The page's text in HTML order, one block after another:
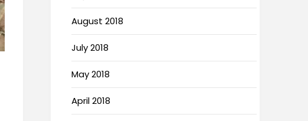
August 2018
July 2018
May 2018
April 2018